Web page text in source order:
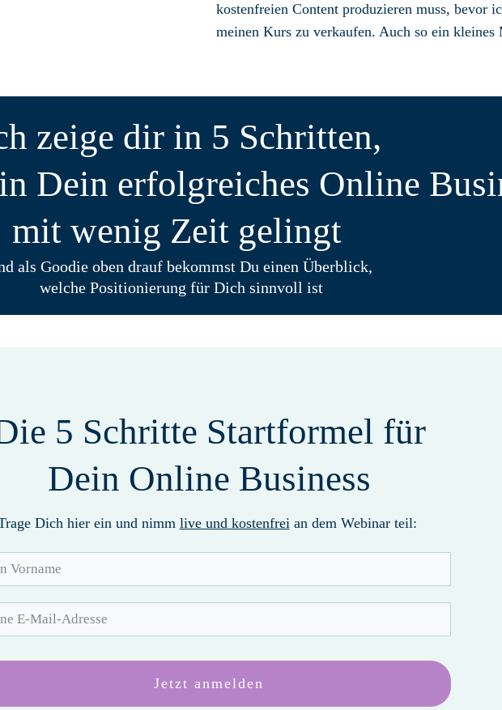
kostenfreien Content produzieren muss, bevor
meinen Kurs zu verkaufen. Auch so ein kleines
zeige dir in 5 Schritten,
Dein erfolgreiches Online
mit wenig Zeit gelingt
als Goodie oben drauf bekommst Du einen Überblick,
welche Positionierung für Dich sinnvoll ist
5 Schritte Startformel für
Dein Online Business
Dich hier ein und nimm live und kostenfreian dem Webinar teil:
Jetzt anmelden